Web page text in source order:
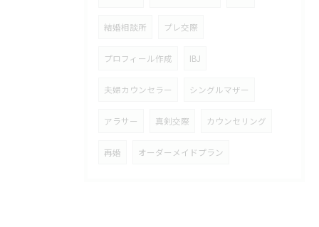
結婚相談所 プレ交際
プロフィール作成 IBJ
夫婦カウンセラー シングルマザー
アラサー 真剣交際 カウンセリング
再婚 オーダーメイドプラン